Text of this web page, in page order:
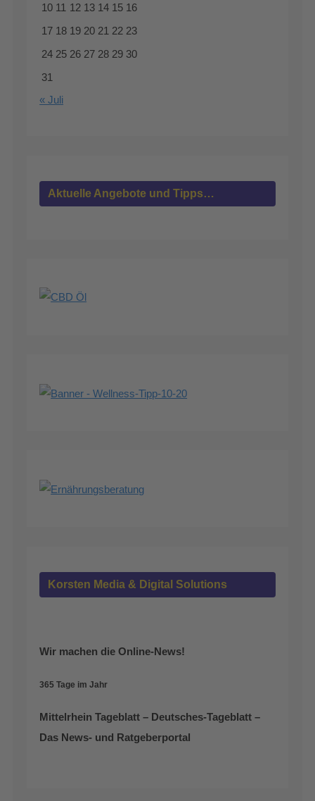
10 11 12 13 14 15 16
17 18 19 20 21 22 23
24 25 26 27 28 29 30
31
« Juli
Aktuelle Angebote und Tipps…
Korsten Media & Digital Solutions
Wir machen die Online-News!
365 Tage im Jahr
Mittelrhein Tageblatt – Deutsches-Tageblatt –
Das News- und Ratgeberportal